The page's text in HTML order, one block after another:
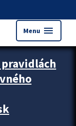
Menu menu
pravidlách